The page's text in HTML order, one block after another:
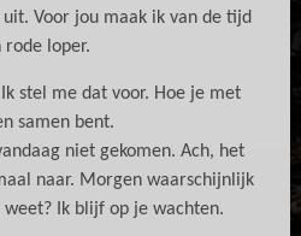
Voor jou maak ik van de tijd
rode loper.
stel me dat voor. Hoe je met
samen bent.
niet gekomen. Ach, het
naar. Morgen waarschijnlijk
Ik blijf op je wachten.